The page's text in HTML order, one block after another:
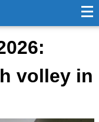
volley in